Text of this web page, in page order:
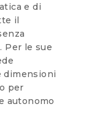
e di
il
Per le sue
dimensioni
per
autonomo